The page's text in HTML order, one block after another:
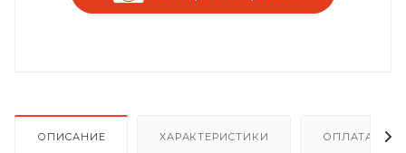
ОПИСАНИЕ ХАРАКТЕРИСТИКИ ОПЛАТА И